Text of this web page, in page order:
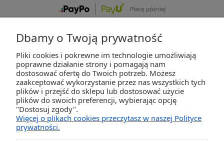
ZAKUPY
POMOC
Dbamy o Twoją prywatność
Pliki cookies i pokrewne im technologie umożliwiają
poprawne działanie strony i pomagają nam
dostosować ofertę do Twoich potrzeb. Możesz
zaakceptować wykorzystanie przez nas wszystkich tych
plików i przejść do sklepu lub dostosować użycie
plików do swoich preferencji, wybierając opcję
"Dostosuj zgody".
Więcej o plikach cookies przeczytasz w naszej Polityce
prywatności.